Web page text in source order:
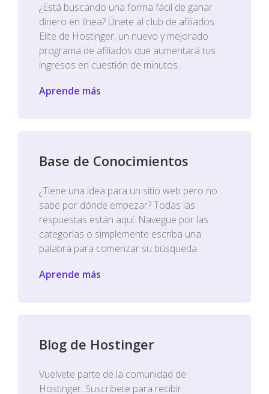
¿Está buscando una forma fácil de ganar
dinero en línea? Únete al club de afiliados
Elite de Hostinger, un nuevo y mejorado
programa de afiliados que aumentará tus
ingresos en cuestión de minutos.
Aprende más
Base de Conocimientos
¿Tiene una idea para un sitio web pero no
sabe por dónde empezar? Todas las
respuestas están aquí. Navegue por las
categorías o simplemente escriba una
palabra para comenzar su búsqueda.
Aprende más
Blog de Hostinger
Vuelvete parte de la comunidad de
Hostinger. Suscríbete para recibir